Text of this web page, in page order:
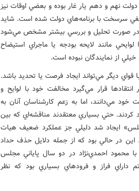
نهم و دهم يار غار بوده و بعضي اوقات نيز
سرسخت با برنامه‌هاي دولت شده است. شايد
در صورت تحليل و بررسي بيشتر مشخص مي‌شود
مانند لايحه بودجه يا ماجراي استيضاح
از نمايندگان نبوده است.
ديگر مي‌تواند ايجاد فرصت يا تحديد باشد.
قرار مي‌گيرد مخالفت خود با لوايح و
خود مي‌دانند، اما به زعم کارشناسان آنان به
حتي بسياري معتقدند مناقشه‌اي که بين
ايجاد شد دليلي جز عملکرد ضعيف هيات
در حالي بود که از جمله دلايل حذف حداد
احمدي‌نژاد در دو سال پاياني مجلس
فراز و فرودهاي بسياري بود که نظر